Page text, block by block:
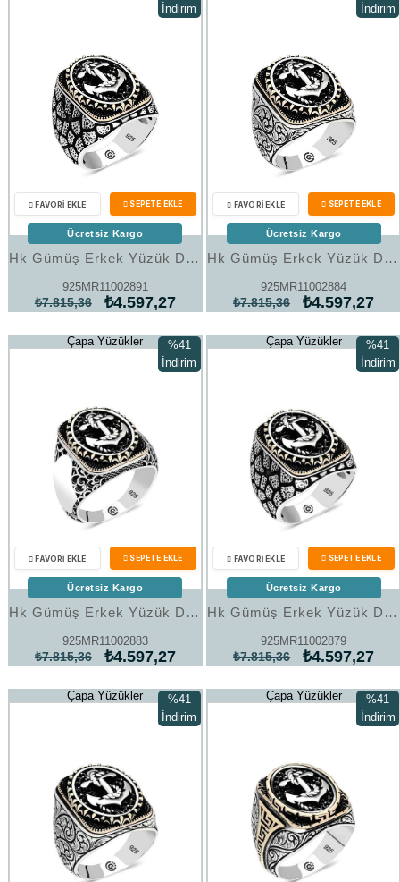
Hk Gümüş Erkek Yüzük Deniz Çapası Oval |Gümüş Takı Hediyelik Ürünler
925MR11002891
₺4.597,27
₺7.815,36
İndirim
Ücretsiz Kargo
Hk Gümüş Erkek Yüzük Deniz Çapası Oval |Gümüş Takı Hediyelik Ürünler
925MR11002884
₺4.597,27
₺7.815,36
İndirim
Ücretsiz Kargo
Çapa Yüzükler
Hk Gümüş Erkek Yüzük Deniz Çapası Oval |Gümüş Takı Hediyelik Ürünler
925MR11002883
₺4.597,27
₺7.815,36
%41
İndirim
Ücretsiz Kargo
Çapa Yüzükler
Hk Gümüş Erkek Yüzük Deniz Çapası Oval |Gümüş Takı Hediyelik Ürünler
925MR11002879
₺4.597,27
₺7.815,36
%41
İndirim
Ücretsiz Kargo
Çapa Yüzükler
%41
İndirim
Çapa Yüzükler
%41
İndirim